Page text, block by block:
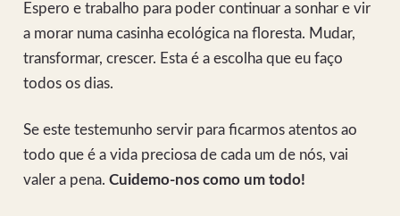
Espero e trabalho para poder continuar a sonhar e vir
a morar numa casinha ecológica na floresta. Mudar,
transformar, crescer. Esta é a escolha que eu faço
todos os dias.
Se este testemunho servir para ficarmos atentos ao
todo que é a vida preciosa de cada um de nós, vai
valer a pena.Cuidemo-nos como um todo!